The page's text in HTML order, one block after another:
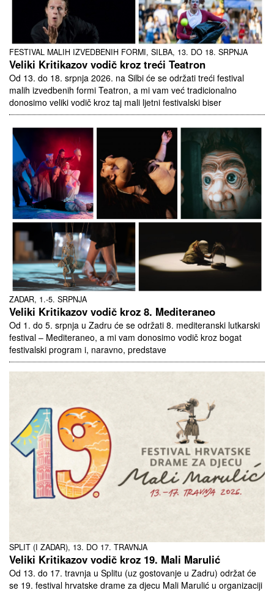
FESTIVAL MALIH IZVEDBENIH FORMI, SILBA, 13. DO 18. SRPNJA
Veliki Kritikazov vodič kroz treći Teatron
Od 13. do 18. srpnja 2026. na Silbi će se održati treći festival
malih izvedbenih formi Teatron, a mi vam već tradicionalno
donosimo veliki vodič kroz taj mali ljetni festivalski biser
ZADAR, 1.-5. SRPNJA
Veliki Kritikazov vodič kroz 8. Mediteraneo
Od 1. do 5. srpnja u Zadru će se održati 8. mediteranski lutkarski
festival – Mediteraneo, a mi vam donosimo vodič kroz bogat
festivalski program i, naravno, predstave
SPLIT (I ZADAR), 13. DO 17. TRAVNJA
Veliki Kritikazov vodič kroz 19. Mali Marulić
Od 13. do 17. travnja u Splitu (uz gostovanje u Zadru) održat će
se 19. festival hrvatske drame za djecu Mali Marulić u organizaciji